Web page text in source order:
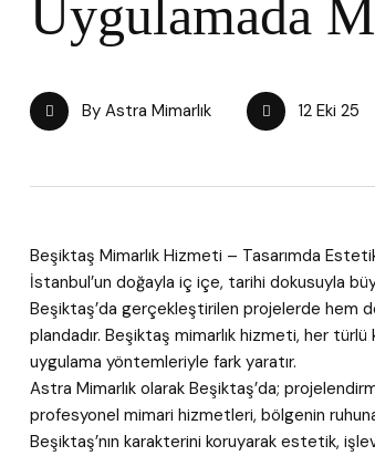
Uygulamada
By Astra Mimarlık 12 Eki 25
Beşiktaş Mimarlık Hizmeti – Tasarımda
İstanbul’un doğayla iç içe, tarihi dokusuyla
Beşiktaş’da gerçekleştirilen projelerde hem
plandadır. Beşiktaş mimarlık hizmeti, her
uygulama yöntemleriyle fark yaratır.
Astra Mimarlık olarak Beşiktaş’da;
profesyonel mimari hizmetleri, bölgenin
Beşiktaş’nın karakterini koruyarak estetik,